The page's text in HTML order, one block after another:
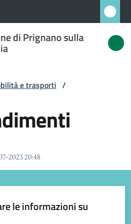
di Prignano sulla
e trasporti /
2023 20:48
le informazioni su